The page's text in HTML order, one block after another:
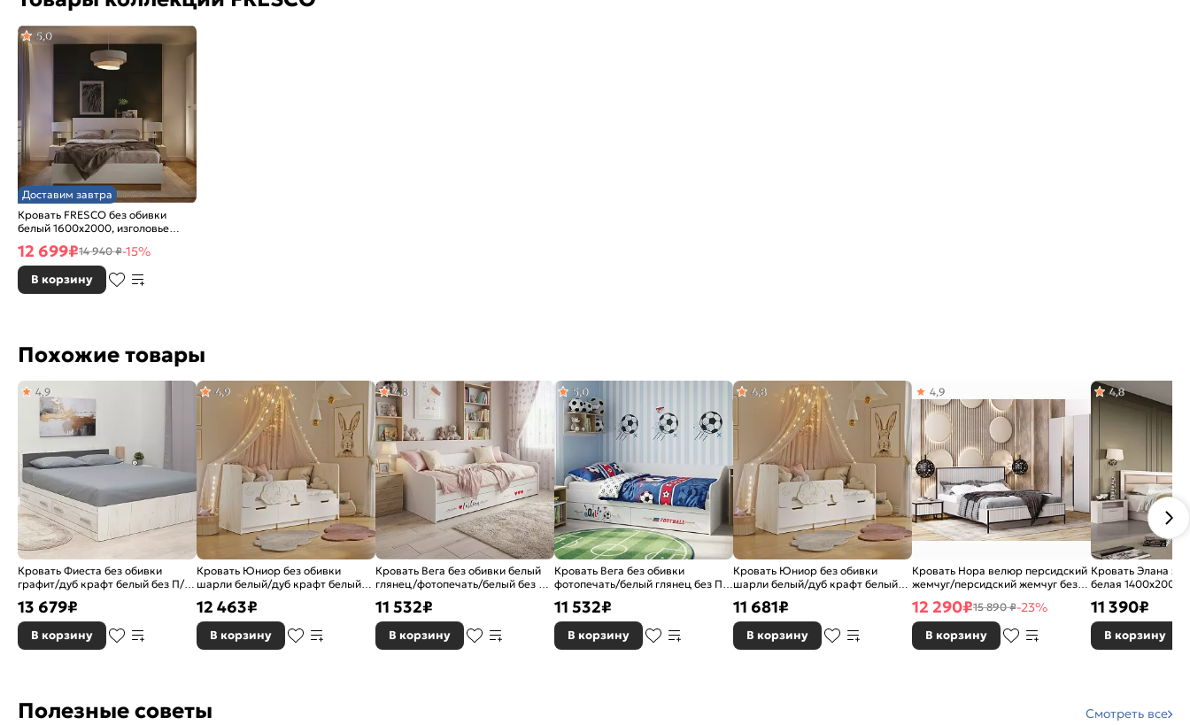
Доставим завтра
Кровать FRESCO без обивки
белый 1600x2000, изголовье
5,0
12 699₽14 940 ₽-15%
В корзину
Похожие товары
Кровать Фиеста без обивки
графит/дуб крафт белый без П/М
4,9
13 679₽
В корзину
Кровать Юниор без обивки
шарли белый/дуб крафт белый
жесткое
4,9
12 463₽
В корзину
Кровать Вега без обивки белый
глянец/фотопечать/белый без П/
4,8
11 532₽
В корзину
Кровать Вега без обивки
фотопечать/белый глянец без П/
5,0
11 532₽
В корзину
Кровать Юниор без обивки
шарли белый/дуб крафт белый
жесткое
4,8
11 681₽
В корзину
Кровать Нора велюр персидский
жемчуг/персидский жемчуг без
основание, изголовье мягкое
4,9
12 290₽15 890 ₽-23%
В корзину
Кровать Элана
белая 1400x2000,
4,8
11 390₽
В корзину
Полезные советы Смотреть все